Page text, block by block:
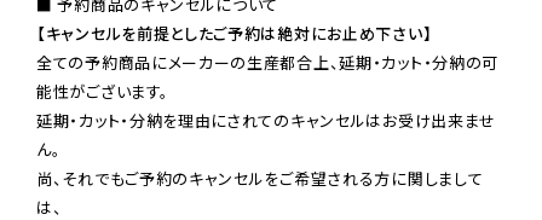
【キャンセルを前提としたご予約は絶対にお止め下さい】
全ての予約商品にメーカーの生産都合上、延期・カット・分納の可
能性がございます。
延期・カット・分納を理由にされてのキャンセルはお受け出来ませ
ん。
尚、それでもご予約のキャンセルをご希望される方に関しまして
は、